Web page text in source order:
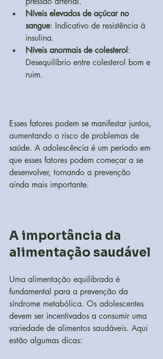
Níveis elevados de açúcar no
sangue: Indicativo de resistência à
insulina.
Níveis anormais de colesterol :
Desequilíbrio entre colesterol bom e
ruim.
Esses fatores podem se manifestar juntos,
aumentando o risco de problemas de
saúde. A adolescência é um período em
que esses fatores podem começar a se
desenvolver, tornando a prevenção
ainda mais importante.
A importância da
alimentação saudável
Uma alimentação equilibrada é
fundamental para a prevenção da
síndrome metabólica. Os adolescentes
devem ser incentivados a consumir uma
variedade de alimentos saudáveis. Aqui
estão algumas dicas: